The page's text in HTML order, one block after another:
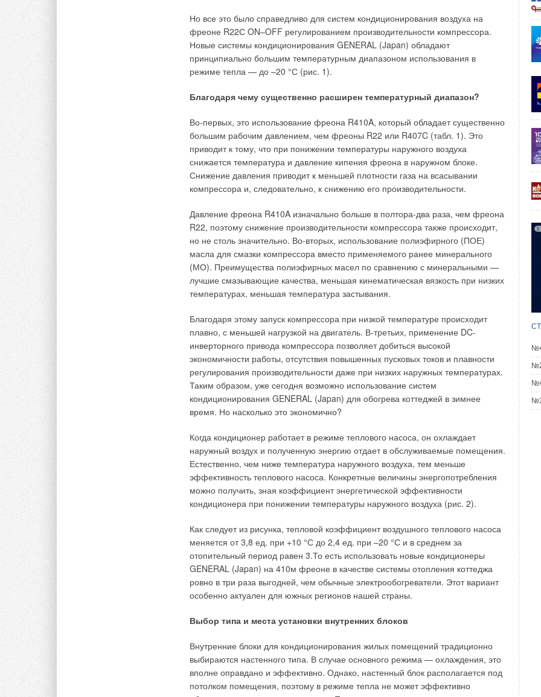
Но все это было справедливо для систем кондиционирования воздуха на
фреоне R22С ON–OFF регулированием производительности компрессора.
Новые системы кондиционирования GENERAL (Japan) обладают
принципиально большим температурным диапазоном использования в
режиме тепла — до –20 °С (рис. 1).
Благодаря чему существенно расширен температурный диапазон?
Во-первых, это использование фреона R410A, который обладает существенно
большим рабочим давлением, чем фреоны R22 или R407C (табл. 1). Это
приводит к тому, что при понижении температуры наружного воздуха
снижается температура и давление кипения фреона в наружном блоке.
Снижение давления приводит к меньшей плотности газа на всасывании
компрессора и, следовательно, к снижению его производительности.
Давление фреона R410A изначально больше в полтора-два раза, чем фреона
R22, поэтому снижение производительности компрессора также происходит,
но не столь значительно. Во-вторых, использование полиэфирного (ПОЕ)
масла для смазки компрессора вместо применяемого ранее минерального
(МО). Преимущества полиэфирных масел по сравнению с минеральными —
лучшие смазывающие качества, меньшая кинематическая вязкость при низких
температурах, меньшая температура застывания.
Благодаря этому запуск компрессора при низкой температуре происходит
плавно, с меньшей нагрузкой на двигатель. В-третьих, применение DC-
инверторного привода компрессора позволяет добиться высокой
экономичности работы, отсутствия повышенных пусковых токов и плавности
регулирования производительности даже при низких наружных температурах.
Таким образом, уже сегодня возможно использование систем
кондиционирования GENERAL (Japan) для обогрева коттеджей в зимнее
время. Но насколько это экономично?
Когда кондиционер работает в режиме теплового насоса, он охлаждает
наружный воздух и полученную энергию отдает в обслуживаемые помещения.
Естественно, чем ниже температура наружного воздуха, тем меньше
эффективность теплового насоса. Конкретные величины энергопотребления
можно получить, зная коэффициент энергетической эффективности
кондиционера при понижении температуры наружного воздуха (рис. 2).
Как следует из рисунка, тепловой коэффициент воздушного теплового насоса
меняется от 3,8 ед. при +10 °С до 2,4 ед. при –20 °С и в среднем за
отопительный период равен 3.То есть использовать новые кондиционеры
GENERAL (Japan) на 410м фреоне в качестве системы отопления коттеджа
ровно в три раза выгодней, чем обычные электрообогреватели. Этот вариант
особенно актуален для южных регионов нашей страны.
Выбор типа и места установки внутренних блоков
Внутренние блоки для кондиционирования жилых помещений традиционно
выбираются настенного типа. В случае основного режима — охлаждения, это
вполне оправдано и эффективно. Однако, настенный блок располагается под
потолком помещения, поэтому в режиме тепла не может эффективно
мощности с двумя жаровыми трубами должны всегда укомплектовываться
экономайзерами, в идеале смонтированными сверху на котле в задней его
части. Котлы с двумя жаровыми трубами, которые подчас работают только с
одной горелкой, должны иметь раздельные каналы продуктов сгорания в
экономайзере.
Свободный выход продуктов сгорания с давлением не более 0 мбар за
возможное дополнительное сопротивление при установке шумоглушителей на
выхлопе. Здесь, в отдельных случаях, необходимо определить сопротивление
дополнительных элементов на стороне продуктов сгорания, и это
сопротивление необходимо скомпенсировать давлением дутьевого
вентилятора горелки или тягой дымовой трубы. Существуют два варианта
раздельной циркуляции продуктов сгорания:
единый корпус экономайзера с центральной перегородкой по продуктам сгорания и
единым трубным пучком для обеих горелок.
Второй вариант выполняется легко. Экономайзер, рассчитанный как
поверхность теплообмена двух горелок, хорошо воспринимает тепло даже в
случае применения горелки с индивидуальным регулированием. При этом
вода в экономайзере нагревается непрерывно, а раз нет ступенчатого
нагрева, нет и паровых ударов.
6. Регулирование экономайзеров в котлах с двумя жаровыми трубами
Ранее основное внимание уделялось защите от коррозии поверхностей за
экономайзером, таких как кладка дымовых труб, к примеру, а сегодня
повышение эффективности котла является определяющим критерием при
принятии решений. Например, для новых установок части дымовой трубы,
которые могут оказаться в температурном режиме ниже точки росы,
выполняются из коррозионностойких материалов.
Для получения максимального КПД со стороны продуктов сгорания наиболее
эффективным подходом является состояние полного подвода к экономайзеру
потока воды на всех нагрузках, т.е. экономайзер выполняется
нерегулируемым. Регулирование температуры продуктов сгорания
рекомендуется для котельных систем, подключаемых к уже существующим
трактам продуктов сгорания ввиду опасности возникновения коррозии, а также
7.Преимущества эксплуатации горелок с котлами, имеющими две
жаровые трубы
Котлы с двумя жаровыми трубами оснащены двумя горелками, а
следовательно имеют более широкий диапазон по регулированию. Для всех
которые работают в широком диапазоне нагрузок в зимний и летний периоды,
8. Параллельная работа горелок
Существуют котельные системы, в которых невозможность работы на низких